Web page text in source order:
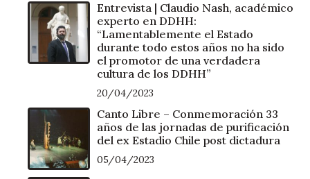
Entrevista | Claudio Nash, académico
experto en DDHH:
“Lamentablemente el Estado
durante todo estos años no ha sido
el promotor de una verdadera
cultura de los DDHH”
20/04/2023
Canto Libre – Conmemoración 33
años de las jornadas de purificación
del ex Estadio Chile post dictadura
05/04/2023